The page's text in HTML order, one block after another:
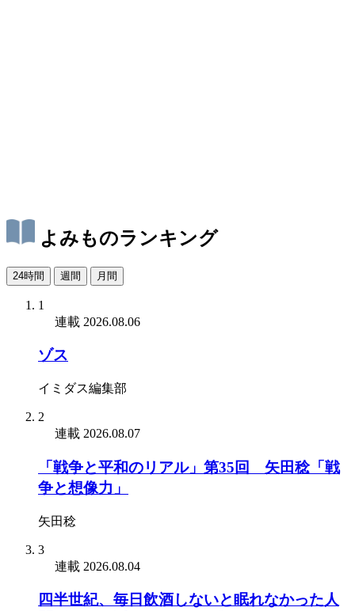
よみものランキング
24時間 週間 月間
1
連載 2026.08.06
ゾス
イミダス編集部
2
連載 2026.08.07
「戦争と平和のリアル」第35回 矢田稔「戦
争と想像力」
矢田稔
3
連載 2026.08.04
四半世紀、毎日飲酒しないと眠れなかった人